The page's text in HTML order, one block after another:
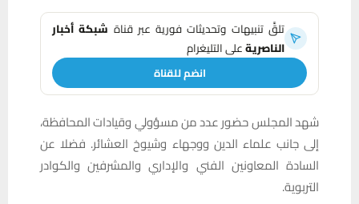
تلقَّ تنبيهات وتحديثات فورية عبر قناة شبكة أخبار
الناصريةعلى التليغرام
انضم للقناة
شهد المجلس حضور عدد من مسؤولي وقيادات المحافظة،
إلى جانب علماء الدين ووجهاء وشيوخ العشائر. فضلا عن
السادة المعاونين الفني والإداري والمشرفين والكوادر
التربوية.